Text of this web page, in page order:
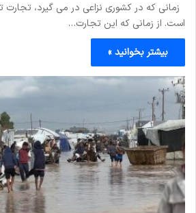
زمانی که در کشوری نزاعی در می گیرد، تجارت
است. از زمانی که این تجارت…
بیشتر بخوانید »